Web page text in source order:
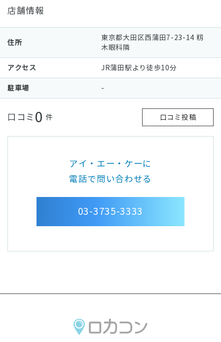
店舗情報
住所
東京都大田区西蒲田7-23-14 籾
木眼科隣
アクセス JR蒲田駅より徒歩10分
駐車場 -
口コミ 0 件 口コミ投稿
アイ・エー・ケーに
電話で問い合わせる
03-3735-3333